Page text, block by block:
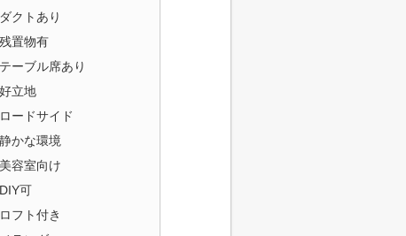
ダクトあり
残置物有
テーブル席あり
好立地
ロードサイド
静かな環境
美容室向け
DIY可
ロフト付き